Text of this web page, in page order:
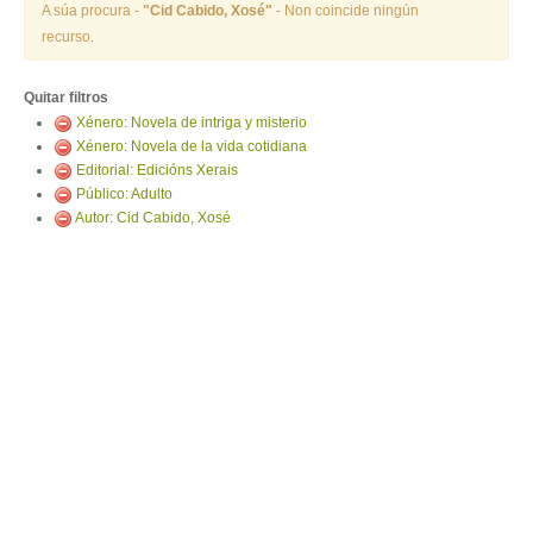
A súa procura - "Cid Cabido, Xosé" - Non coincide ningún
recurso.
Quitar filtros
Xénero: Novela de intriga y misterio
Xénero: Novela de la vida cotidiana
Editorial: Edicións Xerais
Público: Adulto
Autor: Cid Cabido, Xosé